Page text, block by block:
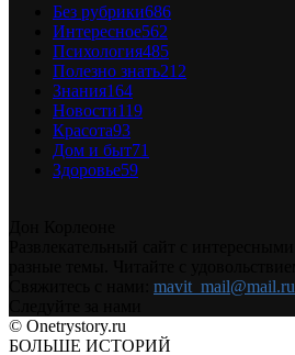
Без рубрики686
Интересное562
Психология485
Полезно знать212
Знания164
Новости119
Красота93
Дом и быт71
Здоровье59
mavit_mail@mail.ru
© Onetrystory.ru
БОЛЬШЕ ИСТОРИЙ